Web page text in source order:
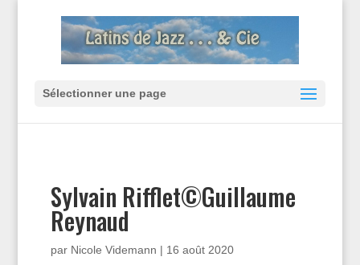
Sélectionner une page
Sylvain Rifflet©Guillaume
Reynaud
par Nicole Videmann | 16 août 2020